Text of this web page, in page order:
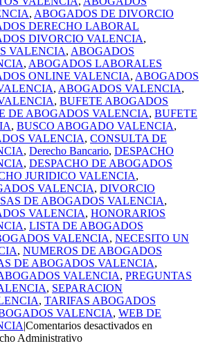
, ABOGADOS DE DIVORCIO
DERECHO LABORAL
DIVORCIO VALENCIA,
VALENCIA, ABOGADOS
, ABOGADOS LABORALES
ONLINE VALENCIA, ABOGADOS
, ABOGADOS VALENCIA,
, BUFETE ABOGADOS
DE ABOGADOS VALENCIA, BUFETE
, BUSCO ABOGADO VALENCIA,
VALENCIA, CONSULTA DE
, Derecho Bancario, DESPACHO
, DESPACHO DE ABOGADOS
JURIDICO VALENCIA,
VALENCIA, DIVORCIO
DE ABOGADOS VALENCIA,
VALENCIA, HONORARIOS
, LISTA DE ABOGADOS
VALENCIA, NECESITO UN
, NUMEROS DE ABOGADOS
DE ABOGADOS VALENCIA,
VALENCIA, PREGUNTAS
, SEPARACION
, TARIFAS ABOGADOS
VALENCIA, WEB DE
|Comentarios desactivados en
Administrativo